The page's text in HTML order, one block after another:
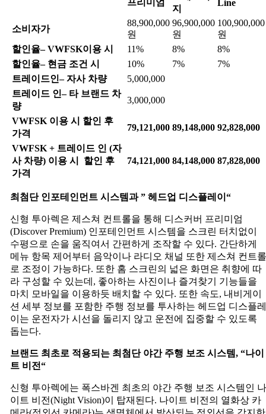
프리미엄
지
Line
소비자가
88,900,000
원
96,900,000
원
100,900,000
원
할인율– VWFSK이용 시 11% 8%
8%
할인율– 현금 조건 시 10% 7%
7%
트레이드인–자사 차량
5,000,000
트레이드 인– 타 브랜드 차
량
3,000,000
VWFSK 이용 시 할인 후
가격
79,121,000 89,148,000 92,828,000
VWFSK + 트레이드 인 (자
사 차량) 이용 시 할인 후
가격
74,121,000 84,148,000 87,828,000
최첨단 인포테인먼트 시스템과” 헤드업 디스플레이 “
신형 투아렉은 제스쳐 컨트롤을 통해 디스커버 프리미엄
(Discover Premium) 인포테인먼트 시스템을 스크린 터치없이
수평으로 손을 움직여서 간편하게 조작할 수 있다. 간단하게
메뉴 항목 제어부터 음악이나 라디오 채널 또한 제스쳐 컨트롤
로 조정이 가능하다. 또한 홈 스크린의 넓은 화면은 취향에 따
라 구성할 수 있는데, 좋아하는 사진이나 즐겨찾기 기능들을
마치 모바일을 이용하듯 배치할 수 있다. 또한 속도, 내비게이
션 세부 정보를 포함한 주행 정보를 투사하는 헤드업 디스플레
이는 운전자가 시선을 돌리지 않고 운전에 집중할 수 있도록
돕는다.
브랜드 최초로 적용되는 최첨단 야간 주행 보조 시스템, “나이
트 비전“
신형 투아렉에는 폭스바겐 최초의 야간 주행 보조 시스템인 나
이트 비전(Night Vision)이 탑재된다. 나이트 비전의 열화상 카